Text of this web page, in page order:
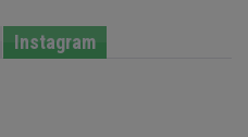
Instagram